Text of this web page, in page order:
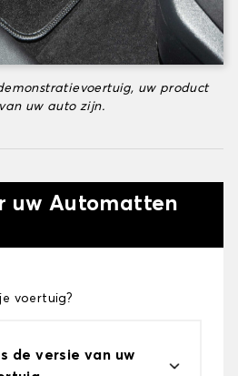
uw product
uw auto zijn.
uw Automatten
voertuig?
de versie van uw